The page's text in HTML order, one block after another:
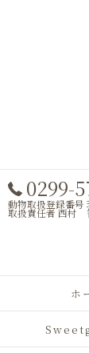
0299-
動物取扱登録番
取扱責任者 西村
ホ